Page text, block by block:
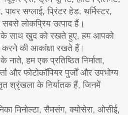
सप्लाई, प्रिंटर हेड, थर्मिस्टर,
सबसे लोकप्रिय उत्पाद हैं।
साथ खुद को रखते हुए, हम आपको
करने की आकांक्षा रखते हैं।
हम एक प्रतिष्ठित निर्माता,
और फोटोकॉपियर पुर्जों और उपभोग्य
श्रृंखला के निर्यातक हैं, जिनमें
मिनोल्टा, सैमसंग, क्योसेरा, ओसीई,